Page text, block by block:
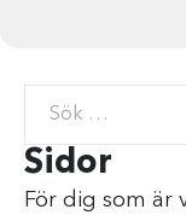
Sidor
För dig som är